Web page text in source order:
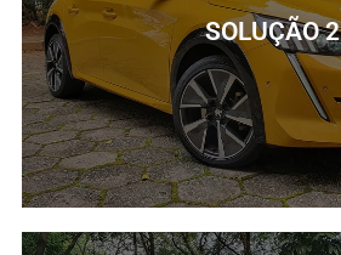
dolor
SAIBA MAIS
SOLUÇÃO 2